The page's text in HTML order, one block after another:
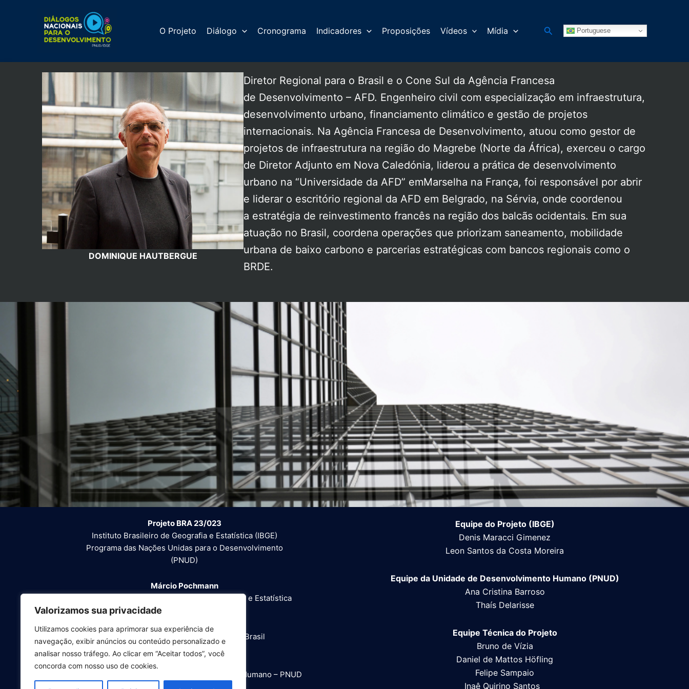
Valorizamos sua privacidade
Utilizamos cookies para aprimorar sua experiência de
navegação, exibir anúncios ou conteúdo personalizado e
analisar nosso tráfego. Ao clicar em “Aceitar todos”, você
concorda com nosso uso de cookies.
O Projeto Diálogo Cronograma Indicadores Proposições Vídeos Mídia PesquisarPortuguese
DOMINIQUE HAUTBERGUE
Diretor Regional para o Brasil e o Cone Sul da Agência Francesa
de Desenvolvimento – AFD. Engenheiro civil com especialização em infraestrutura,
desenvolvimento urbano, financiamento climático e gestão de projetos
internacionais. Na Agência Francesa de Desenvolvimento, atuou como gestor de
projetos de infraestrutura na região do Magrebe (Norte da África), exerceu o cargo
de Diretor Adjunto em Nova Caledónia, liderou a prática de desenvolvimento
urbano na “Universidade da AFD” emMarselha na França, foi responsável por abrir
e liderar o escritório regional da AFD em Belgrado, na Sérvia, onde coordenou
a estratégia de reinvestimento francês na região dos balcãs ocidentais. Em sua
atuação no Brasil, coordena operações que priorizam saneamento, mobilidade
urbana de baixo carbono e parcerias estratégicas com bancos regionais como o
BRDE.
Projeto BRA 23/023
Instituto Brasileiro de Geografia e Estatística (IBGE)
Programa das Nações Unidas para o Desenvolvimento
(PNUD)
Márcio Pochmann
Presidente do Instituto Brasileiro de Geografia e Estatística
Claudio Providas
Representante-residente do PNUD no Brasil
Betina Ferraz Barbosa
Coordenadora da Unidade de Desenvolvimento Humano – PNUD
Equipe do Projeto (IBGE)
Denis Maracci Gimenez
Leon Santos da Costa Moreira
Equipe da Unidade de Desenvolvimento Humano (PNUD)
Ana Cristina Barroso
Thaís Delarisse
Equipe Técnica do Projeto
Bruno de Vízia
Daniel de Mattos Höfling
Felipe Sampaio
Inaê Quirino Santos